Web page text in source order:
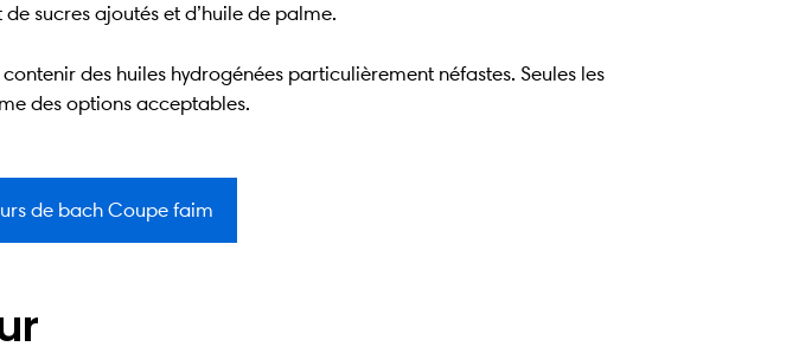
sucres ajoutés et d’huile de palme.
des huiles hydrogénées particulièrement néfastes. Seules les
des options acceptables.
de bach Coupe faim